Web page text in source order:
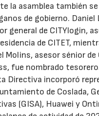
la asamblea también
de gobierno. Daniel
general de CITYlogin,
de CITET,
Molins, asesor sénior de
fue nombrado
Directiva incorporó
de Coslada,
(GISA), Huawei y